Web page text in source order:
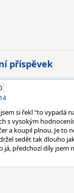
příspěvek
si řekl "to vypadá
s vysokým
a koupil plnou. Je to
sedět tak dlouho
já, předchozí díly jsem